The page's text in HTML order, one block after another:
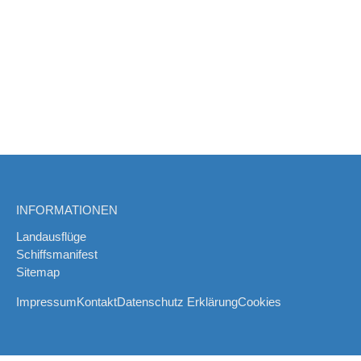
INFORMATIONEN
Landausflüge
Schiffsmanifest
Sitemap
ImpressumKontaktDatenschutz ErklärungCookies